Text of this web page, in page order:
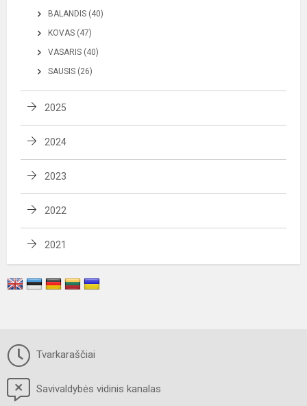
BALANDIS (40)
KOVAS (47)
VASARIS (40)
SAUSIS (26)
2025
2024
2023
2022
2021
Tvarkaraščiai
Savivaldybės vidinis kanalas